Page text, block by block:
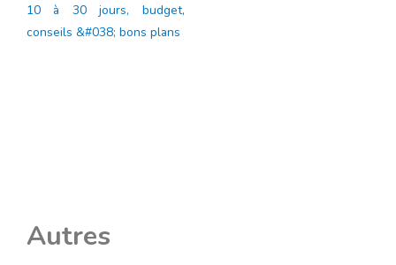
10 à 30 jours, budget,
conseils &#038; bons plans
Autres